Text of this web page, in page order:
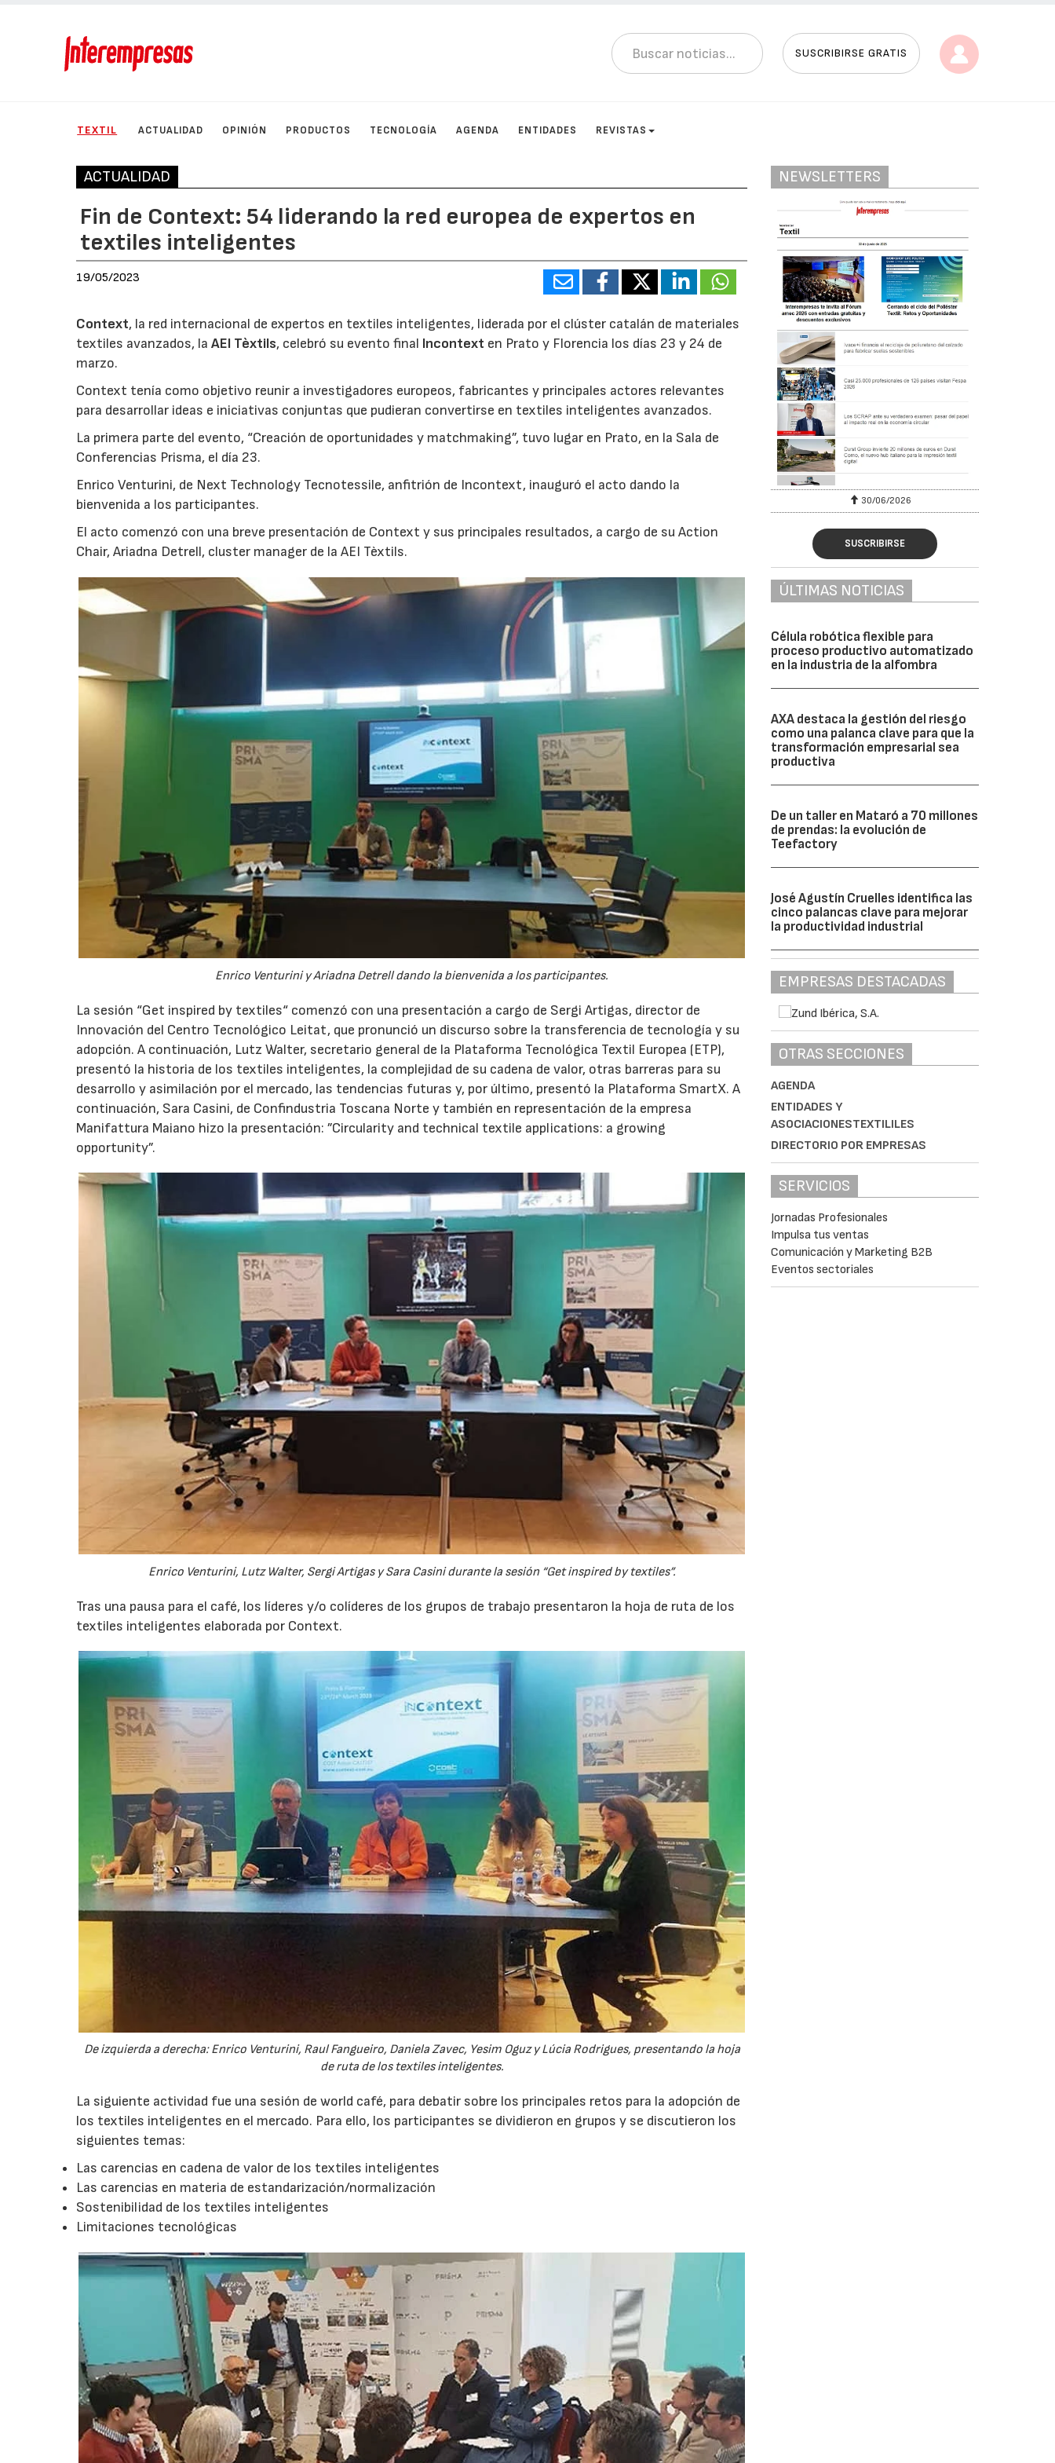
SUSCRIBIRSE GRATIS
TEXTIL ACTUALIDAD OPINIÓN PRODUCTOS TECNOLOGÍA AGENDA ENTIDADES REVISTAS
ACTUALIDAD
Fin de Context: 54 liderando la red europea de expertos en
textiles inteligentes
19/05/2023
Context, la red internacional de expertos en textiles inteligentes, liderada por el clúster catalán de materiales
textiles avanzados, laAEI Tèxtils, celebró su evento final Incontext en Prato y Florencia los días 23 y 24 de
marzo.
Context tenía como objetivo reunir a investigadores europeos, fabricantes y principales actores relevantes
para desarrollar ideas e iniciativas conjuntas que pudieran convertirse en textiles inteligentes avanzados.
La primera parte del evento, “Creación de oportunidades y matchmaking”, tuvo lugar en Prato, en la Sala de
Conferencias Prisma, el día 23.
Enrico Venturini, de Next Technology Tecnotessile, anfitrión de Incontext, inauguró el acto dando la
bienvenida a los participantes.
El acto comenzó con una breve presentación de Context y sus principales resultados, a cargo de su Action
Chair, Ariadna Detrell, cluster manager de la AEI Tèxtils.
Enrico Venturini y Ariadna Detrell dando la bienvenida a los participantes.
La sesión “Get inspired by textiles“ comenzó con una presentación a cargo de Sergi Artigas, director de
Innovación del Centro Tecnológico Leitat, que pronunció un discurso sobre la transferencia de tecnología y su
adopción. A continuación, Lutz Walter, secretario general de la Plataforma Tecnológica Textil Europea (ETP),
presentó la historia de los textiles inteligentes, la complejidad de su cadena de valor, otras barreras para su
desarrollo y asimilación por el mercado, las tendencias futuras y, por último, presentó la Plataforma SmartX. A
continuación, Sara Casini, de Confindustria Toscana Norte y también en representación de la empresa
Manifattura Maiano hizo la presentación: ”Circularity and technical textile applications: a growing
opportunity”.
Enrico Venturini, Lutz Walter, Sergi Artigas y Sara Casini durante la sesión “Get inspired by textiles”.
Tras una pausa para el café, los líderes y/o colíderes de los grupos de trabajo presentaron la hoja de ruta de los
textiles inteligentes elaborada por Context.
De izquierda a derecha: Enrico Venturini, Raul Fangueiro, Daniela Zavec, Yesim Oguz y Lúcia Rodrigues, presentando la hoja
de ruta de los textiles inteligentes.
La siguiente actividad fue una sesión de world café, para debatir sobre los principales retos para la adopción de
los textiles inteligentes en el mercado. Para ello, los participantes se dividieron en grupos y se discutieron los
siguientes temas:
Las carencias en cadena de valor de los textiles inteligentes
Las carencias en materia de estandarización/normalización
Sostenibilidad de los textiles inteligentes
Limitaciones tecnológicas
NEWSLETTERS
30/06/2026
SUSCRIBIRSE
ÚLTIMAS NOTICIAS
Célula robótica flexible para
proceso productivo automatizado
en la industria de la alfombra
AXA destaca la gestión del riesgo
como una palanca clave para que la
transformación empresarial sea
productiva
De un taller en Mataró a 70 millones
de prendas: la evolución de
Teefactory
José Agustín Cruelles identifica las
cinco palancas clave para mejorar
la productividad industrial
EMPRESAS DESTACADAS
OTRAS SECCIONES
AGENDA
ENTIDADES Y
ASOCIACIONESTEXTILILES
DIRECTORIO POR EMPRESAS
SERVICIOS
Jornadas Profesionales
Impulsa tus ventas
Comunicación y Marketing B2B
Eventos sectoriales